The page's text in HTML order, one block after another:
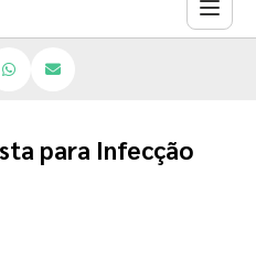
para infeccao urinaria
para Infecção